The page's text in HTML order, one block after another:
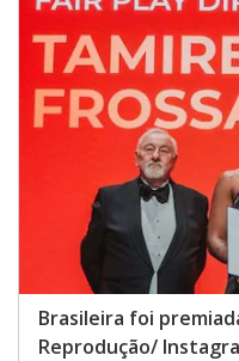
Brasileira foi
Reprodução/